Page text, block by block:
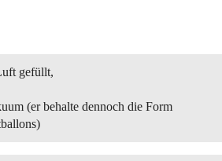
gefüllt,
(er behalte dennoch die Form